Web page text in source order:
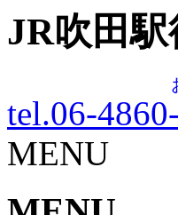
JR吹田駅
tel.06-4860-
MENU